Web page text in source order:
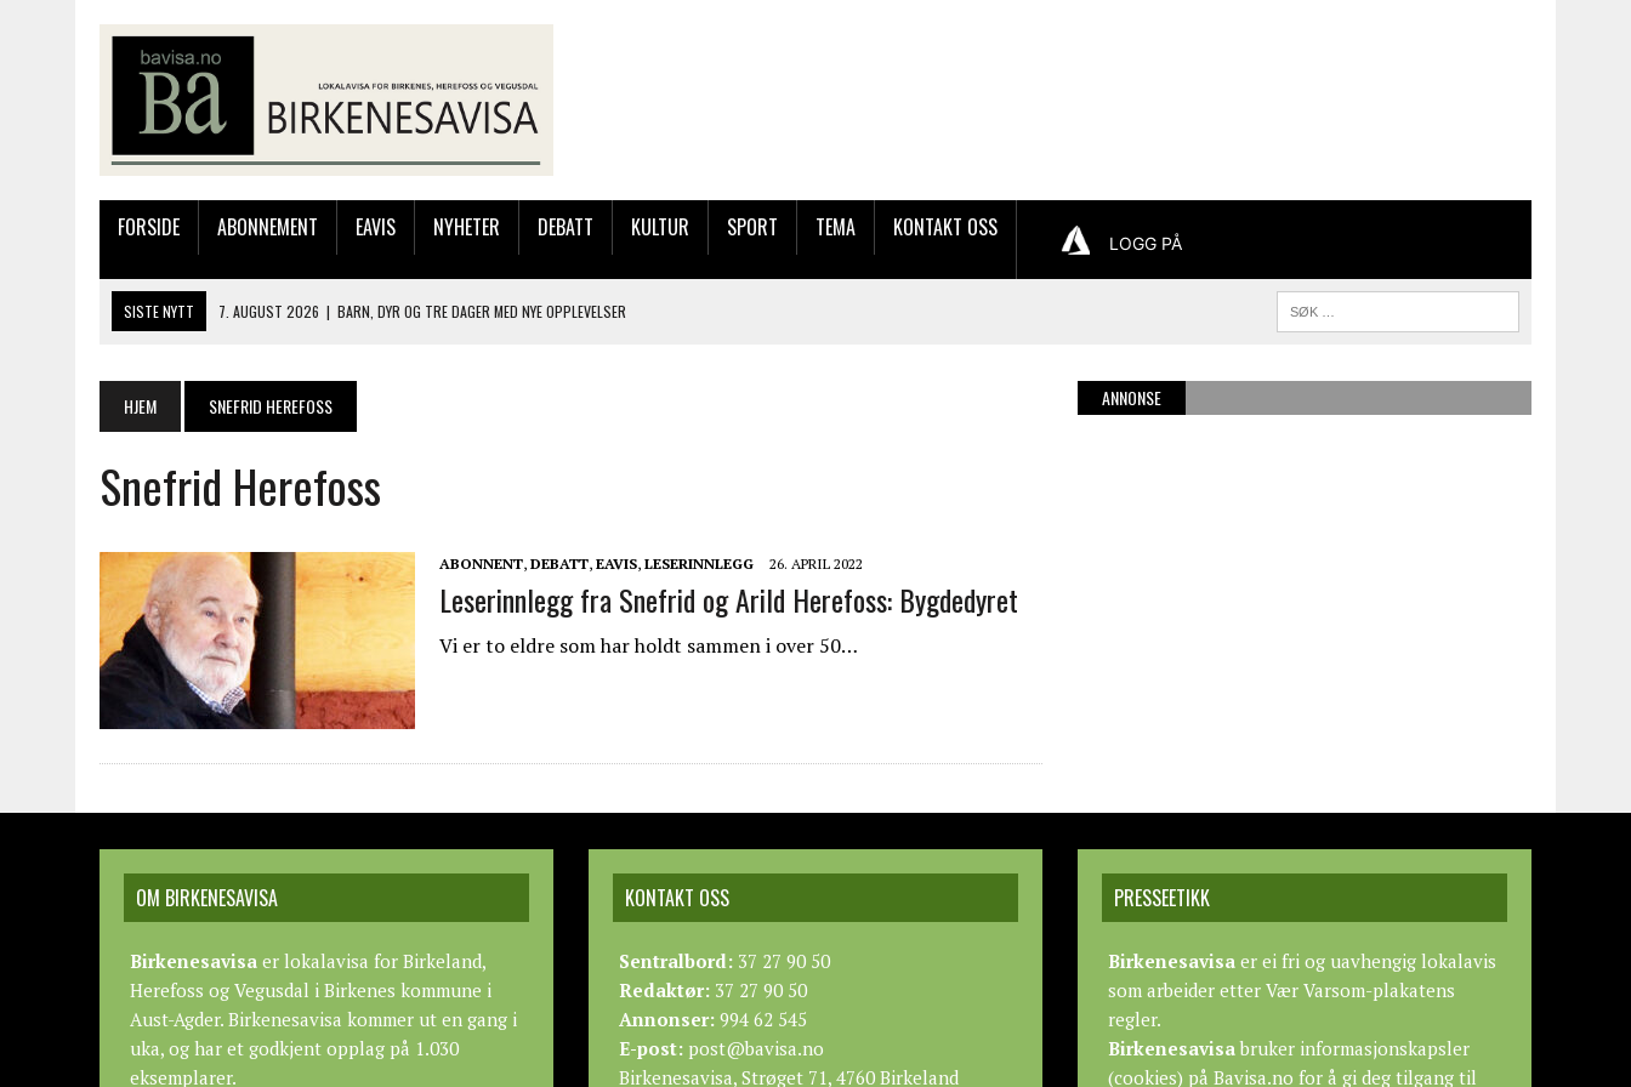
FORSIDE ABONNEMENT EAVIS NYHETER DEBATT KULTUR SPORT TEMA KONTAKT OSS
LOGG PÅ
SISTE NYTT 7. AUGUST 2026 | BARN, DYR OG TRE DAGER MED NYE OPPLEVELSER
6. AUGUST 2026 | BYGGING AV FLATBUNNINGER PÅ MUSEET
7. AUGUST 2026
FLYTTER PRODUKSJONEN TIL OSLO: FLERE MISTER JOBBEN VED SYNKRON MEDIA
HJEM SNEFRID HEREFOSS
Snefrid Herefoss
ABONNENT, DEBATT, EAVIS, LESERINNLEGG 26. APRIL 2022
Leserinnlegg fra Snefrid og Arild Herefoss: Bygdedyret
Vi er to eldre som har holdt sammen i over 50…
ANNONSE
OM BIRKENESAVISA
Birkenesavisa er lokalavisa for Birkeland,
Herefoss og Vegusdal i Birkenes kommune i
Aust-Agder. Birkenesavisa kommer ut en gang i
uka, og har et godkjent opplag på 1.030
eksemplarer.
KONTAKT OSS
Sentralbord: 37 27 90 50
Redaktør: 37 27 90 50
Annonser: 994 62 545
E-post: post@bavisa.no
Birkenesavisa, Strøget 71, 4760 Birkeland
PRESSEETIKK
Birkenesavisa er ei fri og uavhengig lokalavis
som arbeider etterVær Varsom-plakatens
regler.
Birkenesavisabruker informasjonskapsler
(cookies) på Bavisa.no for å gi deg tilgang til